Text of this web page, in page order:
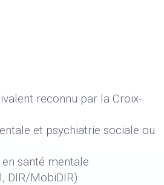
reconnu par la Croix-
et psychiatrie sociale ou
santé mentale
DIR/MobiDIR)